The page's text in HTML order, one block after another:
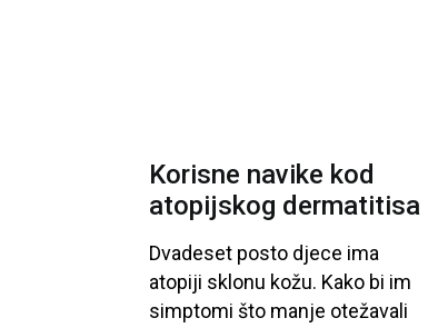
Korisne navike kod
atopijskog dermatitisa
Dvadeset posto djece ima
atopiji sklonu kožu. Kako bi im
simptomi što manje otežavali